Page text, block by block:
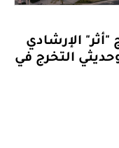
"أثر" الإرشادي
التخرج في